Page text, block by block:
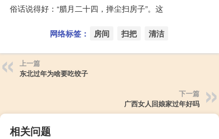
俗话说得好：“腊月二十四，掸尘扫房子”。这
网络标签： 房间 扫把 清洁
上一篇
东北过年为啥要吃饺子
下一篇
广西女人回娘家过年好吗
相关问题